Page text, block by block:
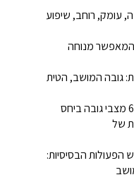
תנועה: גובה, עומק, רוחב, שיפוע
מנוחה
גובה המושב, הטית
- משענת הגב התומכת מתכווננת ב-6 מצבי גובה ביחס
של
הבסיסיות: